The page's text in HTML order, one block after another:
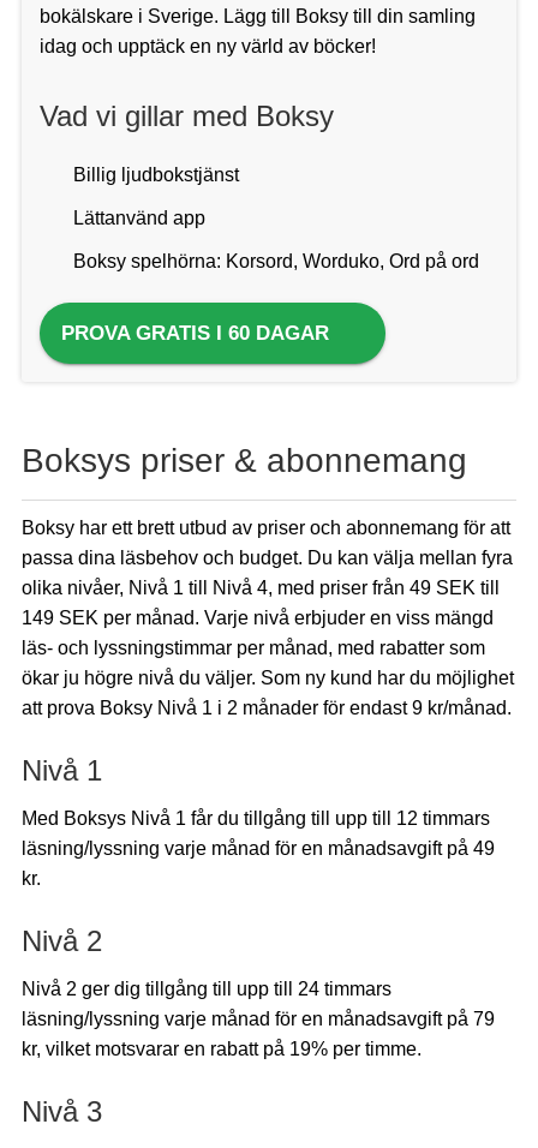
bokälskare i Sverige. Lägg till Boksy till din samling
idag och upptäck en ny värld av böcker!
Vad vi gillar med Boksy
Billig ljudbokstjänst
Lättanvänd app
Boksy spelhörna: Korsord, Worduko, Ord på ord
PROVA GRATIS I 60 DAGAR
Boksys priser & abonnemang
Boksy har ett brett utbud av priser och abonnemang för att
passa dina läsbehov och budget. Du kan välja mellan fyra
olika nivåer, Nivå 1 till Nivå 4, med priser från 49 SEK till
149 SEK per månad. Varje nivå erbjuder en viss mängd
läs- och lyssningstimmar per månad, med rabatter som
ökar ju högre nivå du väljer. Som ny kund har du möjlighet
att prova Boksy Nivå 1 i 2 månader för endast 9 kr/månad.
Nivå 1
Med Boksys Nivå 1 får du tillgång till upp till 12 timmars
läsning/lyssning varje månad för en månadsavgift på 49
kr.
Nivå 2
Nivå 2 ger dig tillgång till upp till 24 timmars
läsning/lyssning varje månad för en månadsavgift på 79
kr, vilket motsvarar en rabatt på 19% per timme.
Nivå 3